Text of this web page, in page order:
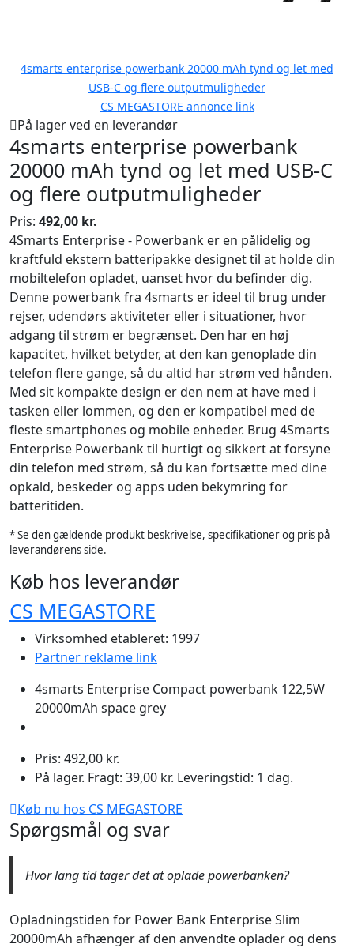
4smarts enterprise powerbank 20000 mAh tynd og let med
USB-C og flere outputmuligheder
CS MEGASTORE annonce link
På lager ved en leverandør
4smarts enterprise powerbank
20000 mAh tynd og let med USB-C
og flere outputmuligheder
Pris: 492,00 kr.
4Smarts Enterprise - Powerbank er en pålidelig og
kraftfuld ekstern batteripakke designet til at holde din
mobiltelefon opladet, uanset hvor du befinder dig.
Denne powerbank fra 4smarts er ideel til brug under
rejser, udendørs aktiviteter eller i situationer, hvor
adgang til strøm er begrænset. Den har en høj
kapacitet, hvilket betyder, at den kan genoplade din
telefon flere gange, så du altid har strøm ved hånden.
Med sit kompakte design er den nem at have med i
tasken eller lommen, og den er kompatibel med de
fleste smartphones og mobile enheder. Brug 4Smarts
Enterprise Powerbank til hurtigt og sikkert at forsyne
din telefon med strøm, så du kan fortsætte med dine
opkald, beskeder og apps uden bekymring for
batteritiden.
* Se den gældende produkt beskrivelse, specifikationer og pris på
leverandørens side.
Køb hos leverandør
CS MEGASTORE
Virksomhed etableret: 1997
Partner reklame link
4smarts Enterprise Compact powerbank 122,5W
20000mAh space grey
Pris: 492,00 kr.
På lager. Fragt: 39,00 kr. Leveringstid: 1 dag.
Køb nu hos CS MEGASTORE
Spørgsmål og svar
Hvor lang tid tager det at oplade powerbanken?
Opladningstiden for Power Bank Enterprise Slim
20000mAh afhænger af den anvendte oplader og dens